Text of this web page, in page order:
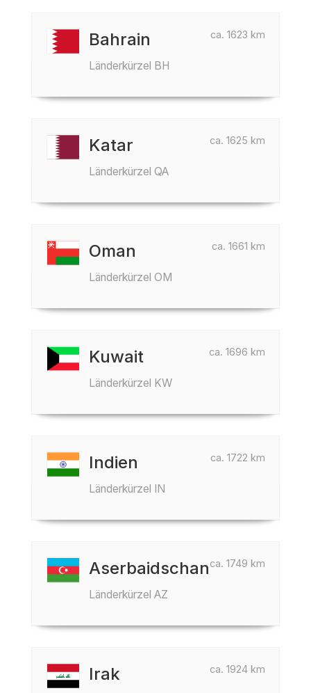
ca. 1623 km
Bahrain
Länderkürzel BH
ca. 1625 km
Katar
Länderkürzel QA
ca. 1661 km
Oman
Länderkürzel OM
ca. 1696 km
Kuwait
Länderkürzel KW
ca. 1722 km
Indien
Länderkürzel IN
ca. 1749 km
Aserbaidschan
Länderkürzel AZ
ca. 1924 km
Irak